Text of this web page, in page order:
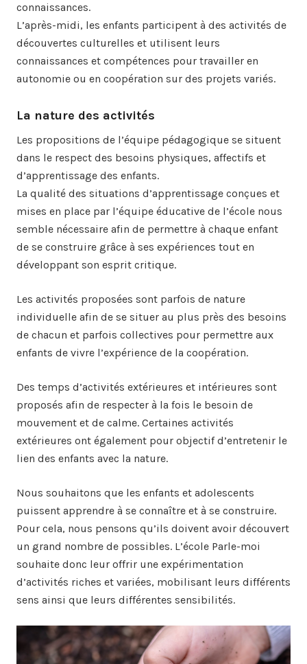
connaissances.
L’après-midi, les enfants participent à des activités de
découvertes culturelles et utilisent leurs
connaissances et compétences pour travailler en
autonomie ou en coopération sur des projets variés.
La nature des activités
Les propositions de l’équipe pédagogique se situent
dans le respect des besoins physiques, affectifs et
d’apprentissage des enfants.
La qualité des situations d’apprentissage conçues et
mises en place par l’équipe éducative de l’école nous
semble nécessaire afin de permettre à chaque enfant
de se construire grâce à ses expériences tout en
développant son esprit critique.
Les activités proposées sont parfois de nature
individuelle afin de se situer au plus près des besoins
de chacun et parfois collectives pour permettre aux
enfants de vivre l’expérience de la coopération.
Des temps d’activités extérieures et intérieures sont
proposés afin de respecter à la fois le besoin de
mouvement et de calme. Certaines activités
extérieures ont également pour objectif d’entretenir le
lien des enfants avec la nature.
Nous souhaitons que les enfants et adolescents
puissent apprendre à se connaître et à se construire.
Pour cela, nous pensons qu’ils doivent avoir découvert
un grand nombre de possibles. L’école Parle-moi
souhaite donc leur offrir une expérimentation
d’activités riches et variées, mobilisant leurs différents
sens ainsi que leurs différentes sensibilités.